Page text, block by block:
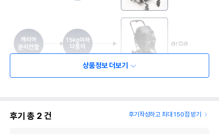
상품정보 더보기
후기 총 2 건 후기작성하고 최대 150점 받기